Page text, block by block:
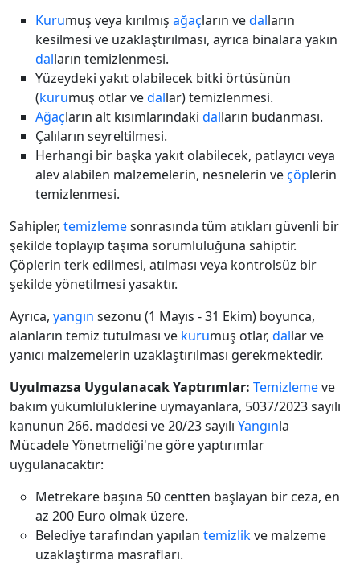
Kurumuş veya kırılmış ağaçların vedalların
kesilmesi ve uzaklaştırılması, ayrıca binalara yakın
dalların temizlenmesi.
Yüzeydeki yakıt olabilecek bitki örtüsünün
(kurumuş otlar vedallar) temizlenmesi.
Ağaçların alt kısımlarındaki dalların budanması.
Çalıların seyreltilmesi.
Herhangi bir başka yakıt olabilecek, patlayıcı veya
alev alabilen malzemelerin, nesnelerin veçöplerin
temizlenmesi.
Sahipler, temizlemesonrasında tüm atıkları güvenli bir
şekilde toplayıp taşıma sorumluluğuna sahiptir.
Çöplerin terk edilmesi, atılması veya kontrolsüz bir
şekilde yönetilmesi yasaktır.
Ayrıca, yangın sezonu (1 Mayıs - 31 Ekim) boyunca,
alanların temiz tutulması ve kurumuş otlar, dallar ve
yanıcı malzemelerin uzaklaştırılması gerekmektedir.
Uyulmazsa Uygulanacak Yaptırımlar: Temizlemeve
bakım yükümlülüklerine uymayanlara, 5037/2023 sayılı
kanunun 266. maddesi ve 20/23 sayılı Yangınla
Mücadele Yönetmeliği'ne göre yaptırımlar
uygulanacaktır:
Metrekare başına 50 centten başlayan bir ceza, en
az 200 Euro olmak üzere.
Belediye tarafından yapılan temizlikve malzeme
uzaklaştırma masrafları.